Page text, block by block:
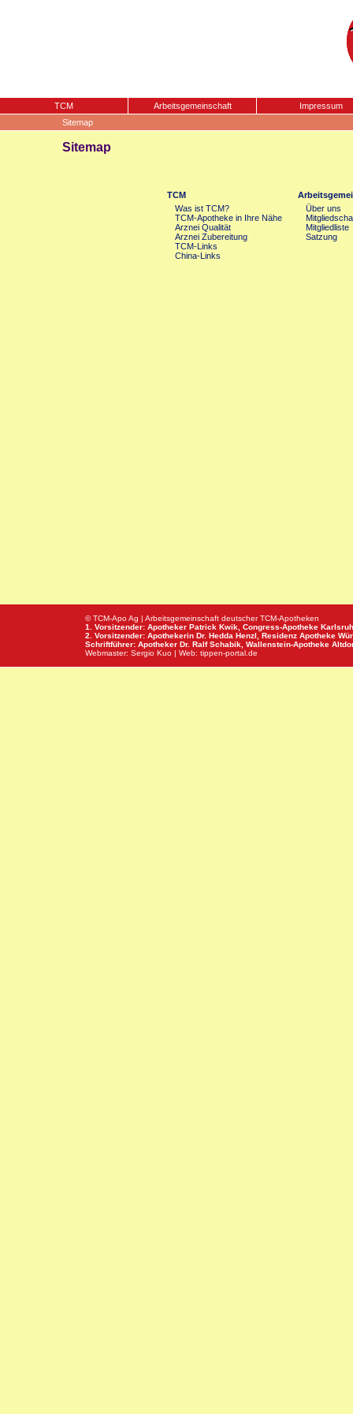
TCM Arbeitsgemeinschaft
Impressum
Sitemap
Sitemap
TCM
Was ist TCM?
TCM-Apotheke in Ihre Nähe
Arznei Qualität
Arznei Zubereitung
TCM-Links
China-Links
Über uns
Mitgliedliste
Satzung
© TCM-Apo Ag | Arbeitsgemeinschaft deutscher TCM-Apotheken
1. Vorsitzender: Apotheker Patrick Kwik, Congress-Apotheke
2. Vorsitzender: Apothekerin Dr. Hedda Henzl, Residenz Apotheke
Schriftführer: Apotheker Dr. Ralf Schabik, Wallenstein-Apotheke
Webmaster: Sergio Kuo | Web: tippen-portal.de